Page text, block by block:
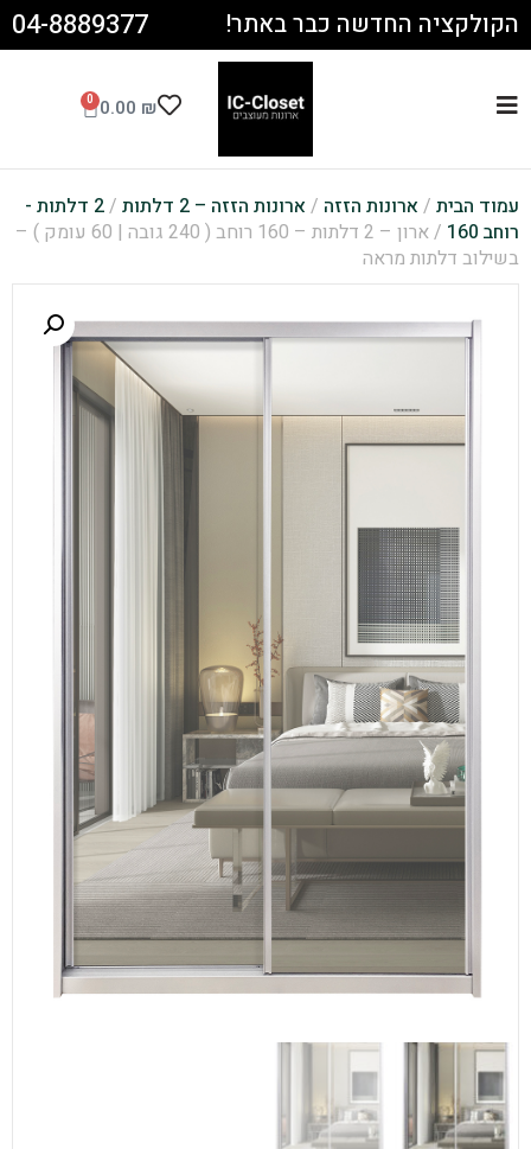
הקולקציה החדשה כבר באתר! 04-8889377
0.00 ₪
0
עמוד הבית / ארונות הזזה / ארונות הזזה – 2 דלתות /
2 דלתות -
רוחב 160
/ ארון – 2 דלתות – 160 רוחב ( 240 גובה | 60 עומק ) –
בשילוב דלתות מראה